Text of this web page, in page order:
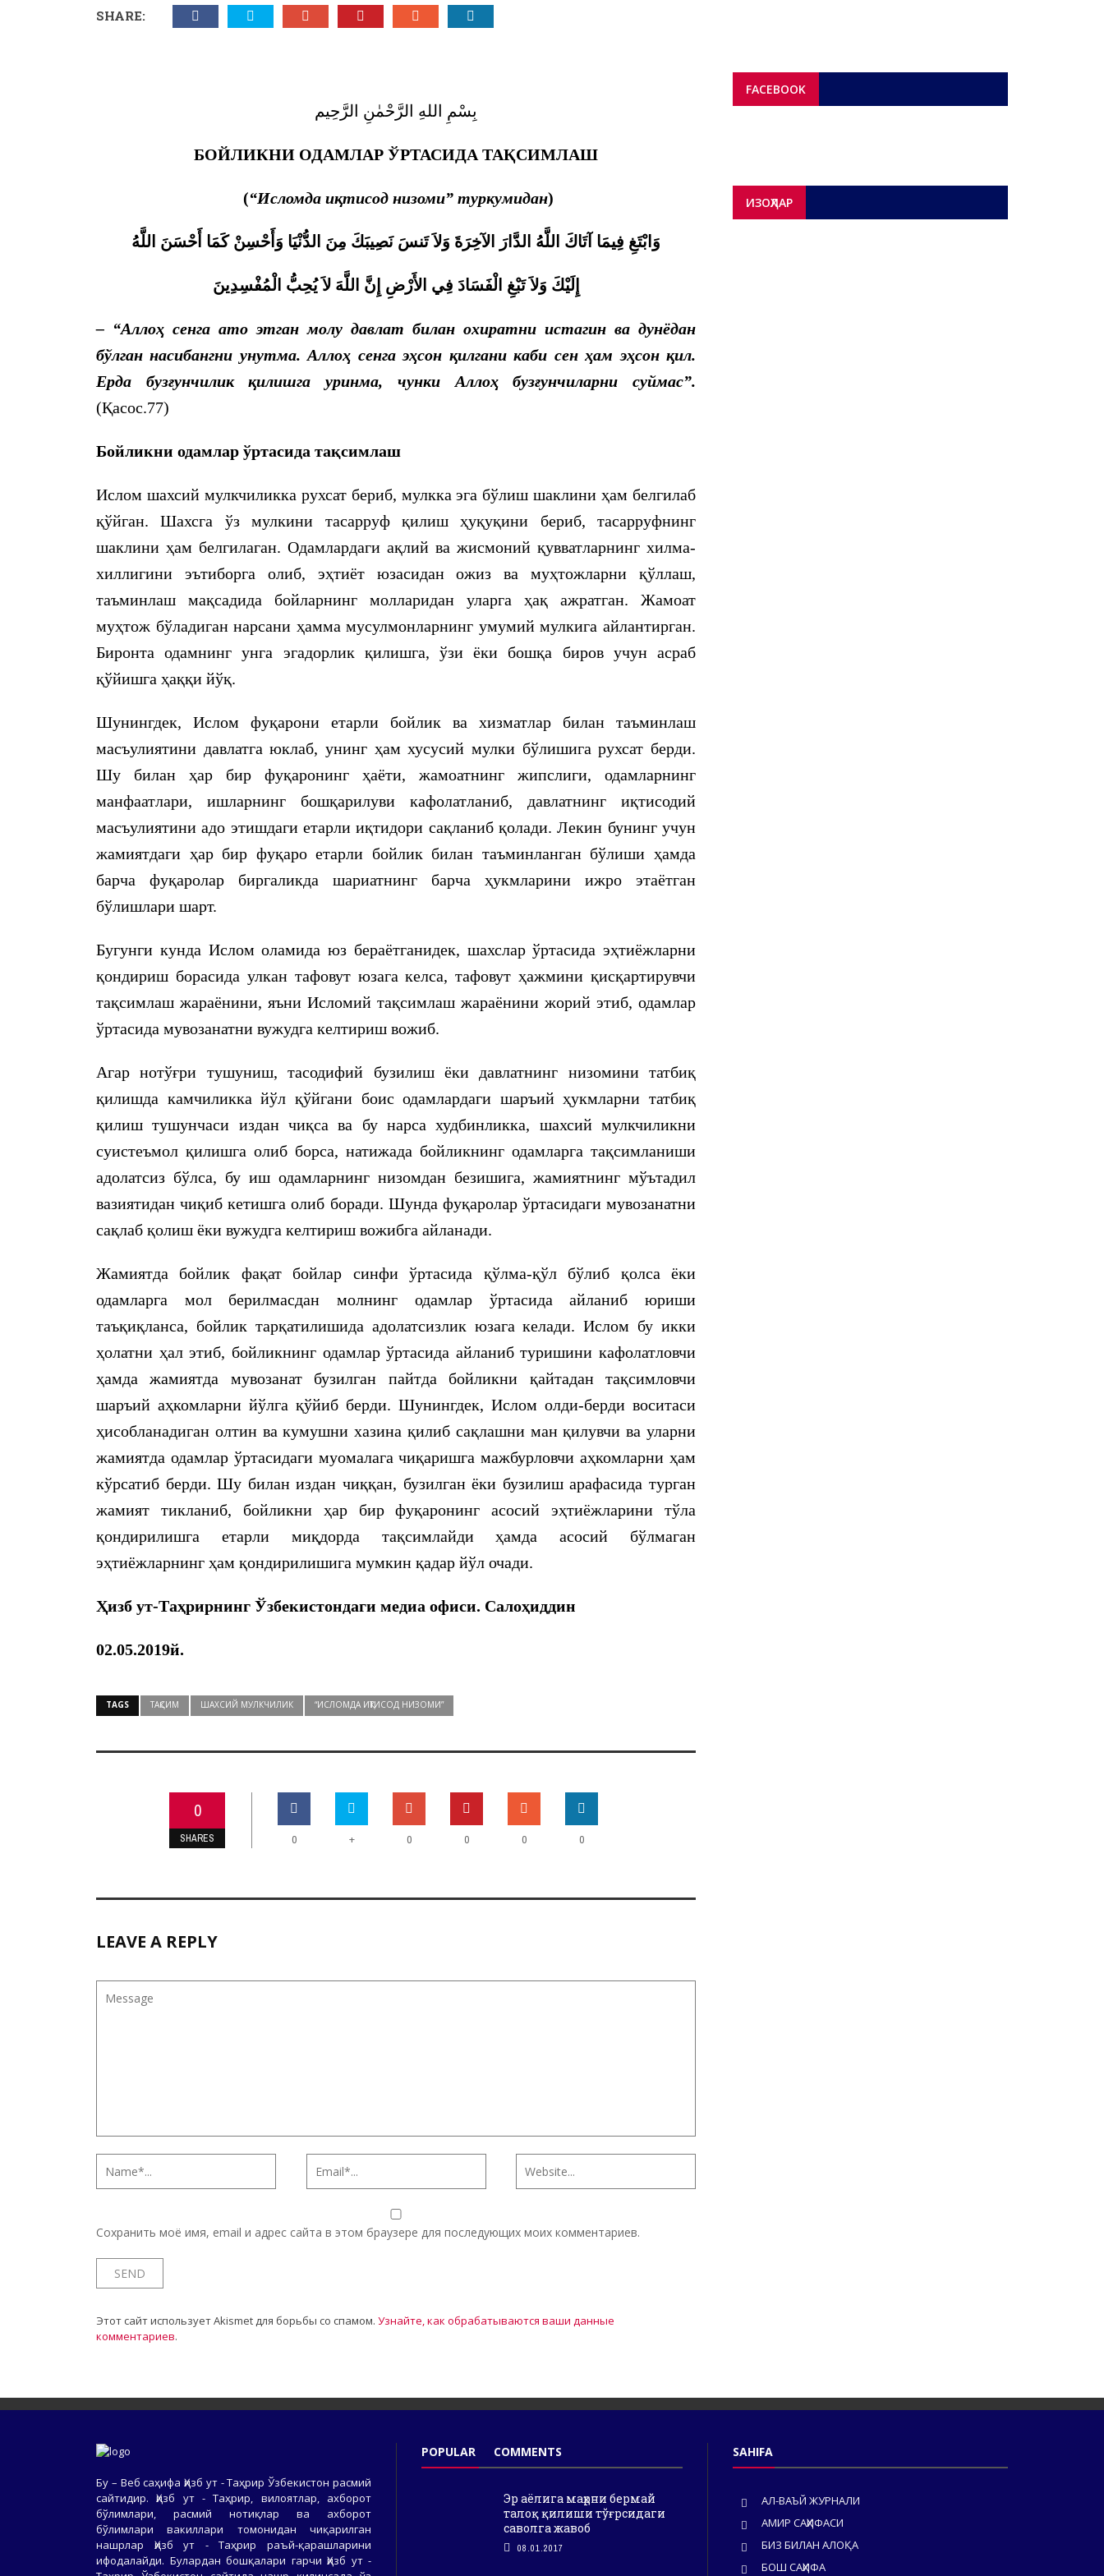
SHARE:
بِسْمِ اللهِ الرَّحْمٰنِ الرَّحِيم
БОЙЛИКНИ ОДАМЛАР ЎРТАСИДА ТАҚСИМЛАШ
(“Исломда иқтисод низоми” туркумидан)
وَابْتَغِ فِيمَا آتَاكَ اللَّهُ الدَّارَ الآخِرَةَ وَلاَ تَنسَ نَصِيبَكَ مِنَ الدُّنْيَا وَأَحْسِنْ كَمَا أَحْسَنَ اللَّهُ
إِلَيْكَ وَلاَ تَبْغِ الْفَسَادَ فِي الأَرْضِ إِنَّ اللَّهَ لاَ يُحِبُّ الْمُفْسِدِينَ
– “Аллоҳ сенга ато этган молу давлат билан охиратни истагин ва дунёдан
бўлган насибангни унутма. Аллоҳ сенга эҳсон қилгани каби сен ҳам эҳсон қил.
Ерда бузғунчилик қилишга уринма, чунки Аллоҳ бузғунчиларни суймас”.
(Қасос.77)
Бойликни одамлар ўртасида тақсимлаш
Ислом шахсий мулкчиликка рухсат бериб, мулкка эга бўлиш шаклини ҳам белгилаб
қўйган. Шахсга ўз мулкини тасарруф қилиш ҳуқуқини бериб, тасарруфнинг
шаклини ҳам белгилаган. Одамлардаги ақлий ва жисмоний қувватларнинг хилма-
хиллигини эътиборга олиб, эҳтиёт юзасидан ожиз ва муҳтожларни қўллаш,
таъминлаш мақсадида бойларнинг молларидан уларга ҳақ ажратган. Жамоат
муҳтож бўладиган нарсани ҳамма мусулмонларнинг умумий мулкига айлантирган.
Биронта одамнинг унга эгадорлик қилишга, ўзи ёки бошқа биров учун асраб
қўйишга ҳаққи йўқ.
Шунингдек, Ислом фуқарони етарли бойлик ва хизматлар билан таъминлаш
масъулиятини давлатга юклаб, унинг ҳам хусусий мулки бўлишига рухсат берди.
Шу билан ҳар бир фуқаронинг ҳаёти, жамоатнинг жипслиги, одамларнинг
манфаатлари, ишларнинг бошқарилуви кафолатланиб, давлатнинг иқтисодий
масъулиятини адо этишдаги етарли иқтидори сақланиб қолади. Лекин бунинг учун
жамиятдаги ҳар бир фуқаро етарли бойлик билан таъминланган бўлиши ҳамда
барча фуқаролар биргаликда шариатнинг барча ҳукмларини ижро этаётган
бўлишлари шарт.
Бугунги кунда Ислом оламида юз бераётганидек, шахслар ўртасида эҳтиёжларни
қондириш борасида улкан тафовут юзага келса, тафовут ҳажмини қисқартирувчи
тақсимлаш жараёнини, яъни Исломий тақсимлаш жараёнини жорий этиб, одамлар
ўртасида мувозанатни вужудга келтириш вожиб.
Агар нотўғри тушуниш, тасодифий бузилиш ёки давлатнинг низомини татбиқ
қилишда камчиликка йўл қўйгани боис одамлардаги шаръий ҳукмларни татбиқ
қилиш тушунчаси издан чиқса ва бу нарса худбинликка, шахсий мулкчиликни
суистеъмол қилишга олиб борса, натижада бойликнинг одамларга тақсимланиши
адолатсиз бўлса, бу иш одамларнинг низомдан безишига, жамиятнинг мўътадил
вазиятидан чиқиб кетишга олиб боради. Шунда фуқаролар ўртасидаги мувозанатни
сақлаб қолиш ёки вужудга келтириш вожибга айланади.
Жамиятда бойлик фақат бойлар синфи ўртасида қўлма-қўл бўлиб қолса ёки
одамларга мол берилмасдан молнинг одамлар ўртасида айланиб юриши
таъқиқланса, бойлик тарқатилишида адолатсизлик юзага келади. Ислом бу икки
ҳолатни ҳал этиб, бойликнинг одамлар ўртасида айланиб туришини кафолатловчи
ҳамда жамиятда мувозанат бузилган пайтда бойликни қайтадан тақсимловчи
шаръий аҳкомларни йўлга қўйиб берди. Шунингдек, Ислом олди-берди воситаси
ҳисобланадиган олтин ва кумушни хазина қилиб сақлашни ман қилувчи ва уларни
жамиятда одамлар ўртасидаги муомалага чиқаришга мажбурловчи аҳкомларни ҳам
кўрсатиб берди. Шу билан издан чиққан, бузилган ёки бузилиш арафасида турган
жамият тикланиб, бойликни ҳар бир фуқаронинг асосий эҳтиёжларини тўла
қондирилишга етарли миқдорда тақсимлайди ҳамда асосий бўлмаган
эҳтиёжларнинг ҳам қондирилишига мумкин қадар йўл очади.
Ҳизб ут-Таҳрирнинг Ўзбекистондаги медиа офиси. Салоҳиддин
02.05.2019й.
TAGS ТАҚСИМ ШАХСИЙ МУЛКЧИЛИК “ИСЛОМДА ИҚТИСОД НИЗОМИ”
0
SHARES 0 + 0 0 0 0
LEAVE A REPLY
Сохранить моё имя, email и адрес сайта в этом браузере для последующих моих комментариев.
Этот сайт использует Akismet для борьбы со спамом. Узнайте, как обрабатываются ваши данные
комментариев.
FACEBOOK
ИЗОҲЛАР
Бу – Веб саҳифа Ҳизб ут - Таҳрир Ўзбекистон расмий
сайтидир. Ҳизб ут - Таҳрир, вилоятлар, ахборот
бўлимлари, расмий нотиқлар ва ахборот
бўлимлари вакиллари томонидан чиқарилган
нашрлар Ҳизб ут - Таҳрир раъй-қарашларини
ифодалайди. Булардан бошқалари гарчи Ҳизб ут -
POPULAR COMMENTS
Эр аёлига маҳрни бермай
талоқ қилиши тўғрсидаги
саволга жавоб
08.01.2017
SAHIFA
АЛ-ВАЪЙ ЖУРНАЛИ
АМИР САҲИФАСИ
БИЗ БИЛАН АЛОҚА
БОШ САҲИФА